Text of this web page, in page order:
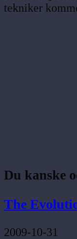
tekniker
Du kanske
The
2009-10-31